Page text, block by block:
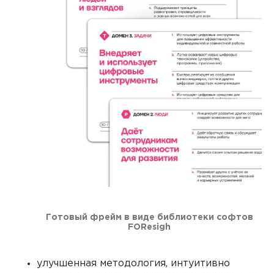
Готовый фрейм в виде библиотеки софтов
FOResigh
улучшенная методология, интуитивно